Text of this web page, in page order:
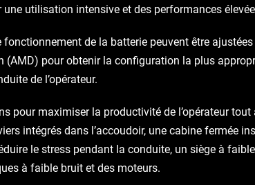
utilisation intensive et des performances
de la batterie peuvent être ajustées
(AMD) pour obtenir la configuration la plus
de l’opérateur.
pour maximiser la productivité de l’opérateur tout
intégrés dans l’accoudoir, une cabine fermée
le stress pendant la conduite, un siège à
à faible bruit et des moteurs.